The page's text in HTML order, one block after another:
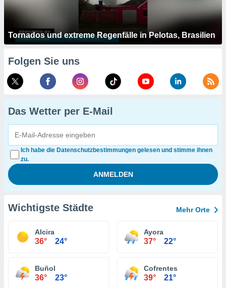
Tornados und extreme Regenfälle in Pelotas, Brasilien
Folgen Sie uns
Das Wetter per E-Mail
Ich habe die Datenschutzbestimmungen gelesen und stimme ihnen
zu.
Wichtigste Städte Mehr Orte
Alcira
36° 24°
Ayora
37° 22°
Buñol
36° 23°
Cofrentes
39° 21°